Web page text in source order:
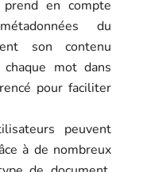
en compte
du
son contenu
mot dans
pour faciliter
peuvent
à de nombreux